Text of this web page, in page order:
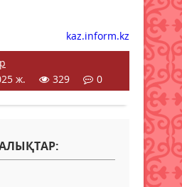
kaz.inform.kz
ж.
329 0